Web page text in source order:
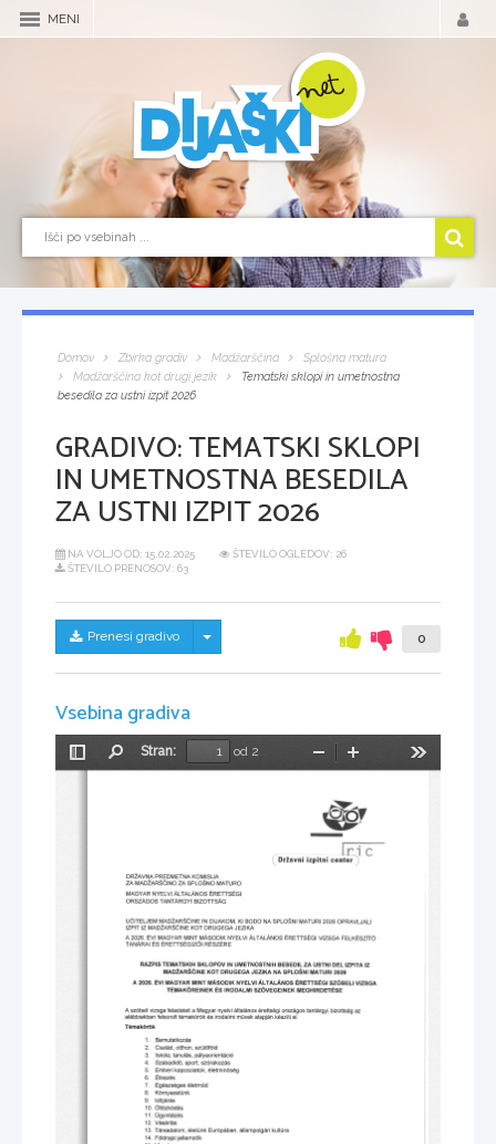
MENI
Domov Zbirka gradiv Madžarščina
Splošna matura
Madžarščina kot drugi jezik
Tematski sklopi in umetnostna
besedila za ustni izpit 2026
GRADIVO:TEMATSKI SKLOPI
IN UMETNOSTNA BESEDILA
ZA USTNI IZPIT 2026
NA VOLJO OD: 15.02.2025
ŠTEVILO OGLEDOV: 26
ŠTEVILO PRENOSOV: 63
Prenesi gradivo Skrij/prikaži meni 0
Vsebina gradiva
Preklopi
Stran:
od 2
Pomanjšaj